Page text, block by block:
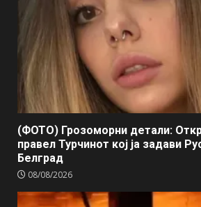
(ФОТО) Грозоморни детали:
правел Турчинот кој ја задави
Белград
08/08/2026